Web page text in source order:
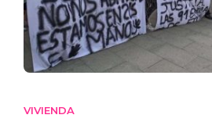
VIVIENDA